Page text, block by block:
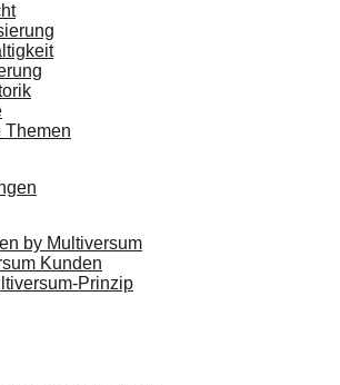
Themen
by Multiversum
Kunden
Prinzip